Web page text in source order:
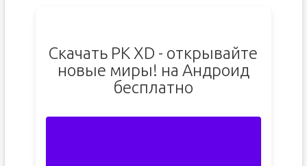
Скачать PK XD - открывайте
новые миры! на Андроид
бесплатно